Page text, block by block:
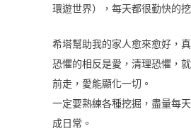
環遊世界），每天都很勤快的
希塔幫助我的家人愈來愈好，
恐懼的相反是愛，清理恐懼，
前走，愛能顯化一切。
一定要熟練各種挖掘，盡量每
成日常。